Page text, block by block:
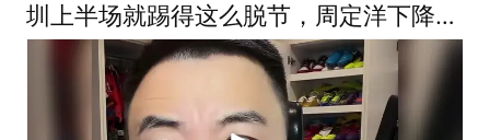
圳上半场就踢得这么脱节，周定洋下降太
多